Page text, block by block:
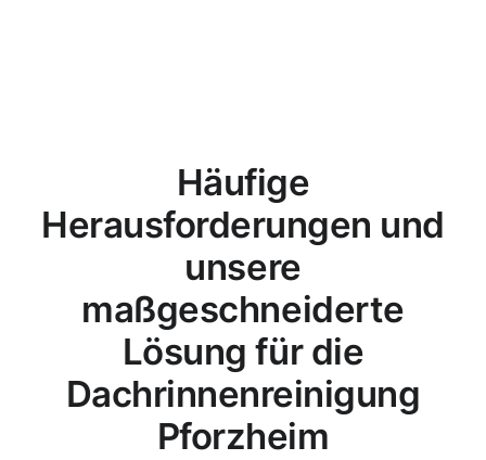
Häufige
Herausforderungen und
unsere
maßgeschneiderte
Lösung für die
Dachrinnenreinigung
Pforzheim